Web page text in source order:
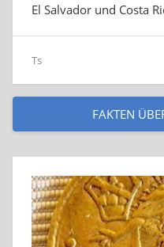
El Salvador und Costa
Ts
FAKTEN